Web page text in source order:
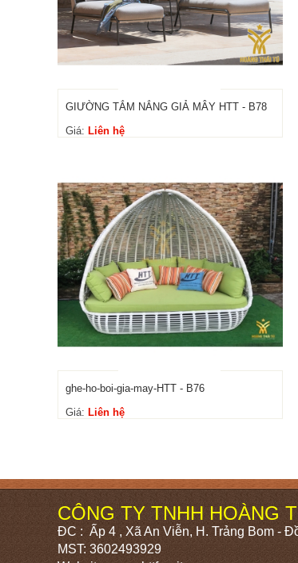
GIƯỜNG TẮM NẮNG GIẢ MÂY HTT - B78
Giá: Liên hệ
ghe-ho-boi-gia-may-HTT - B76
Giá: Liên hệ
CÔNG TY TNHH HOÀNG
ĐC : Ấp 4 , Xã An Viễn, H. Trảng Bom -
MST: 3602493929